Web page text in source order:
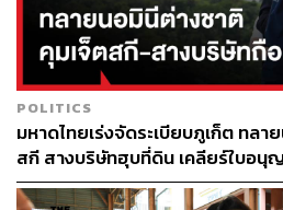
“สหรัฐอเมริกาและประธานาธิบดี
ตน” เขากล่าว
โดยการตั้งข้อหาทางอาญาต่อคาส
ในพรรคคอมมิวนิสต์ของคิวบา แล
แนวโน้มที่จะเพิ่มความตึงเครียดระ
สูงขึ้นไปอีก
POLITICS
มหาดไทยเร่งจัดระเบียบภูเก็ต ทล
สกี สางบริษัทฮุบที่ดิน เคลียร์ใบอนุ